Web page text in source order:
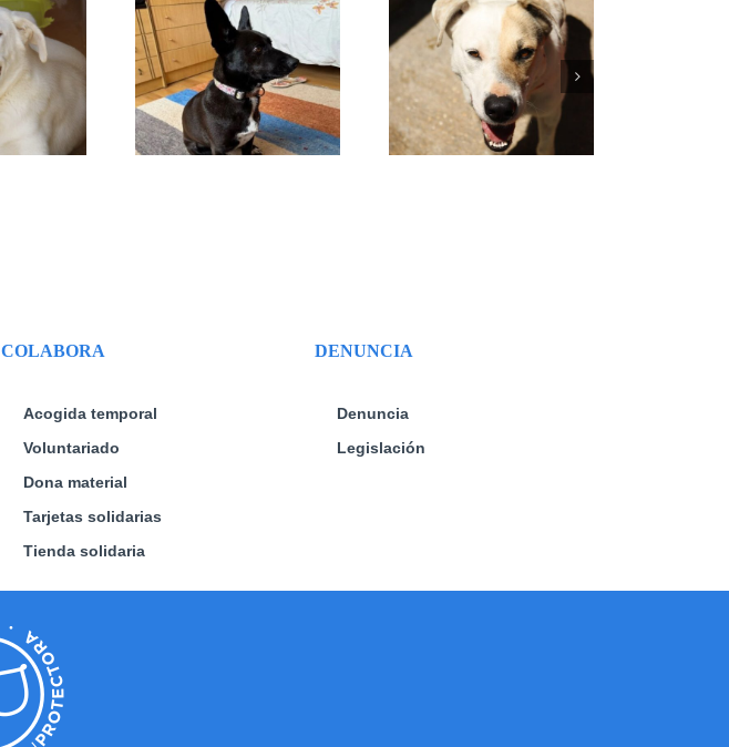
SANSA VENUS
COLABORA
Acogida temporal
Voluntariado
Dona material
Tarjetas solidarias
Tienda solidaria
DENUNCIA
Denuncia
Legislación